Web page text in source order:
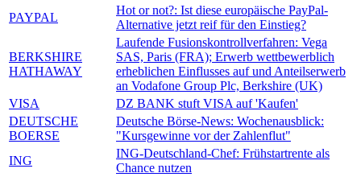
PAYPAL
Hot or not?: Ist diese europäische PayPal-
Alternative jetzt reif für den Einstieg?
BERKSHIRE
HATHAWAY
Laufende Fusionskontrollverfahren: Vega
SAS, Paris (FRA); Erwerb wettbewerblich
erheblichen Einflusses auf und Anteilserwerb
an Vodafone Group Plc, Berkshire (UK)
VISA
DZ BANK stuft VISA auf 'Kaufen'
DEUTSCHE
BOERSE
Deutsche Börse-News: Wochenausblick:
"Kursgewinne vor der Zahlenflut"
ING
ING-Deutschland-Chef: Frühstartrente als
Chance nutzen